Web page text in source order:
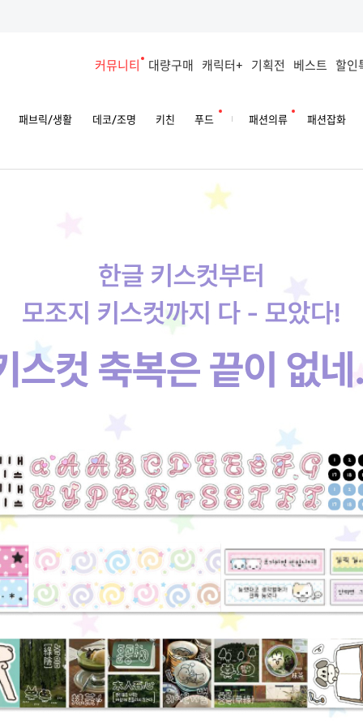
커뮤니티 대량구매 캐릭터+ 기획전 베스트 할인
패브릭/생활 데코/조명 키친 푸드 패션의류 패션잡화